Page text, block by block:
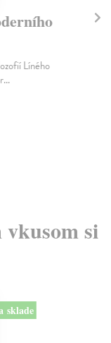
Líného
si
sklade